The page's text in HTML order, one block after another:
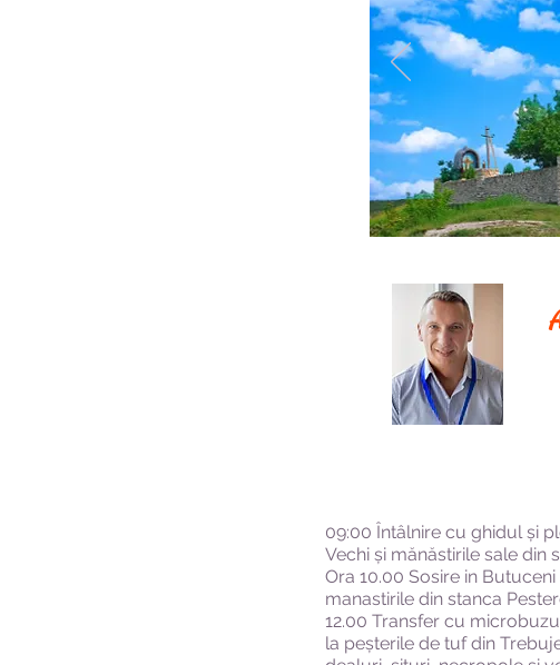
09:00 Întâlnire cu ghidul și
Vechi și mănăstirile sale din
Ora 10.00 Sosire in
manastirile din stanca
12.00 Transfer cu
la peșterile de tuf din